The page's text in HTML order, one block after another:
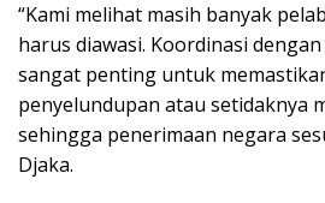
“Kami melihat masih banyak
harus diawasi. Koordinasi
sangat penting untuk
penyelundupan atau setidaknya
sehingga penerimaan negara
Djaka.